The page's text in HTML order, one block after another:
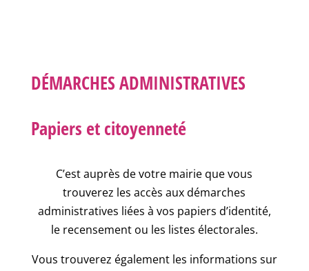
DÉMARCHES ADMINISTRATIVES
Papiers et citoyenneté
C’est auprès de votre mairie que vous
trouverez les accès aux démarches
administratives liées à vos papiers d’identité,
le recensement ou les listes électorales.
Vous trouverez également les informations sur